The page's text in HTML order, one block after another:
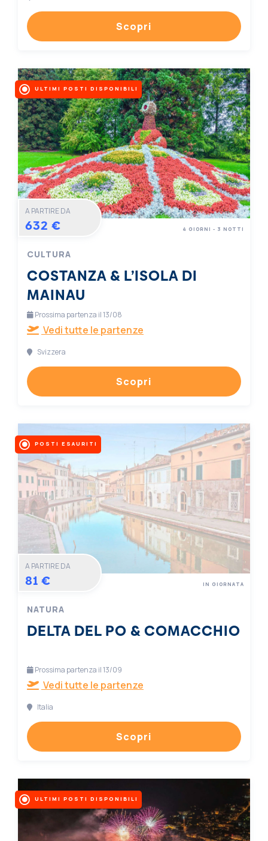
Scopri
ULTIMI POSTI DISPONIBILI
A PARTIRE DA
632 €
CULTURA
COSTANZA & L’ISOLA DI
MAINAU
4 GIORNI - 3 NOTTI
Prossima partenza il 13/08
Vedi tutte le partenze
Svizzera
Scopri
POSTI ESAURITI
A PARTIRE DA
81 €
NATURA
DELTA DEL PO & COMACCHIO
IN GIORNATA
Prossima partenza il 13/09
Vedi tutte le partenze
Italia
Scopri
ULTIMI POSTI DISPONIBILI